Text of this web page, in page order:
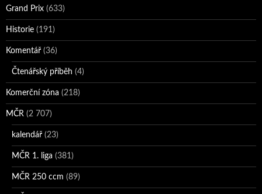
Grand Prix (633)
Historie (191)
Komentář (36)
Čtenářský příběh (4)
Komerční zóna (218)
MČR (2 707)
kalendář (23)
MČR 1. liga (381)
MČR 250 ccm (89)